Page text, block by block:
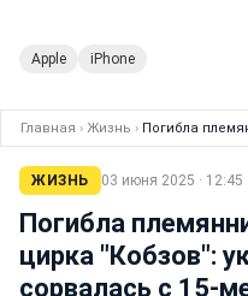
Apple iPhone
Главная › Жизнь › Погибла
ЖИЗНЬ 03 июня 2025 · 12:45
Погибла
цирка "Кобзов":
сорвалась с 15-